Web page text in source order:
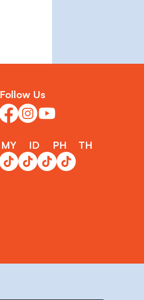
Follow Us
MY ID PH TH